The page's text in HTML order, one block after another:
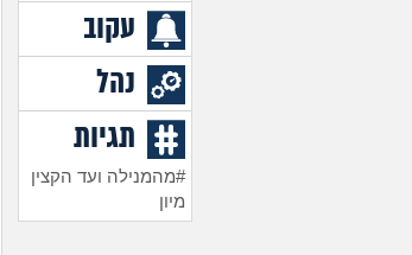
עקוב
נהל
תגיות
#מהמנילה ועד הקצין
מיון